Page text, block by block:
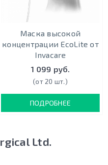
Маска высокой
концентрации EcoLite от
Invacare
1 099 руб.
(от 20 шт.)
ПОДРОБНЕЕ
Ltd.